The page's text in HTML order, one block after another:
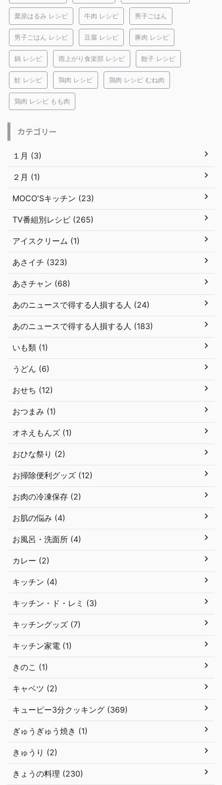
栗原はるみ レシピ 牛肉 レシピ 男子ごはん
男子ごはん レシピ 豆腐 レシピ 豚肉 レシピ
鍋 レシピ 雨上がり食楽部 レシピ 餃子 レシピ
鮭 レシピ 鶏肉 レシピ 鶏肉 レシピ むね肉
鶏肉 レシピ もも肉
カテゴリー
１月 (3)
２月 (1)
MOCO'Sキッチン (23)
TV番組別レシピ (265)
アイスクリーム (1)
あさイチ (323)
あさチャン (68)
あのニュースで得する人損する人 (24)
あのニュースで得する人損する人 (183)
いも類 (1)
うどん (6)
おせち (12)
おつまみ (1)
オネえもんズ (1)
おひな祭り (2)
お掃除便利グッズ (12)
お肉の冷凍保存 (2)
お肌の悩み (4)
お風呂・洗面所 (4)
カレー (2)
キッチン (4)
キッチン・ド・レミ (3)
キッチングッズ (7)
キッチン家電 (1)
きのこ (1)
キャベツ (2)
キューピー3分クッキング (369)
ぎゅうぎゅう焼き (1)
きゅうり (2)
きょうの料理 (230)